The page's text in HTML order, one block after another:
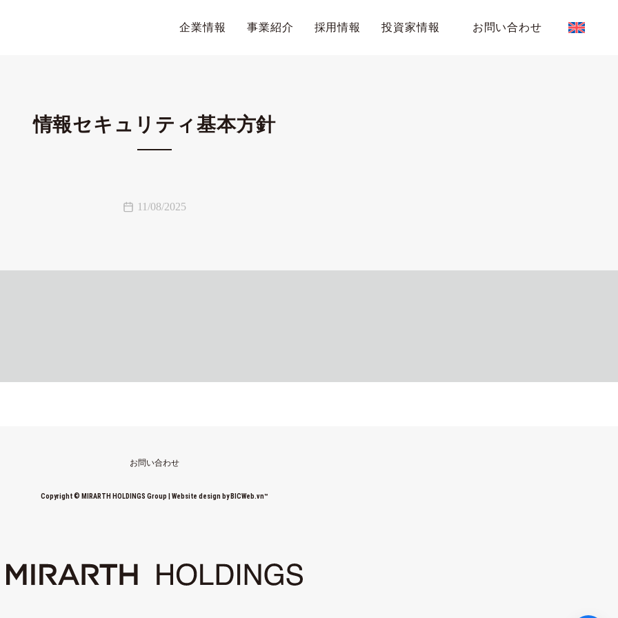
企業情報 事業紹介 採用情報 投資家情報 お問い合わせ
情報セキュリティ基本方針
11/08/2025
お問い合わせ
Copyright © MIRARTH HOLDINGS Group Website design by BICWeb.vn™